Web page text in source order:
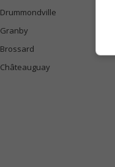
Drummondville
Granby
Brossard
Châteauguay